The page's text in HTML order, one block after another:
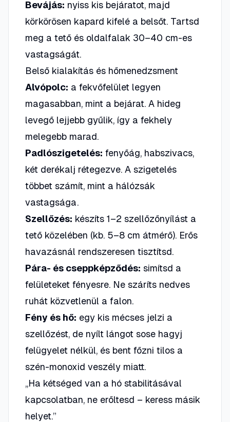
Bevájás: nyiss kis bejáratot, majd
körkörösen kapard kifelé a belsőt. Tartsd
meg a tető és oldalfalak 30–40 cm-es
vastagságát.
Belső kialakítás és hőmenedzsment
Alvópolc: a fekvőfelület legyen
magasabban, mint a bejárat. A hideg
levegő lejjebb gyűlik, így a fekhely
melegebb marad.
Padlószigetelés: fenyőág, habszivacs,
két derékalj rétegezve. A szigetelés
többet számít, mint a hálózsák
vastagsága.
Szellőzés: készíts 1–2 szellőzőnyílást a
tető közelében (kb. 5–8 cm átmérő). Erős
havazásnál rendszeresen tisztítsd.
Pára- és cseppképződés: simítsd a
felületeket fényesre. Ne száríts nedves
ruhát közvetlenül a falon.
Fény és hő: egy kis mécses jelzi a
szellőzést, de nyílt lángot sose hagyj
felügyelet nélkül, és bent főzni tilos a
szén-monoxid veszély miatt.
„Ha kétséged van a hó stabilitásával
kapcsolatban, ne erőltesd – keress másik
helyet.”